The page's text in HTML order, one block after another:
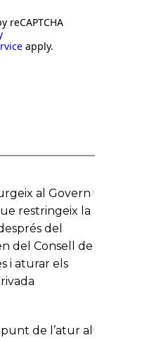
reCAPTCHA
apply.
al Govern
restringeix la
del
del Consell de
i aturar els
de l’atur al